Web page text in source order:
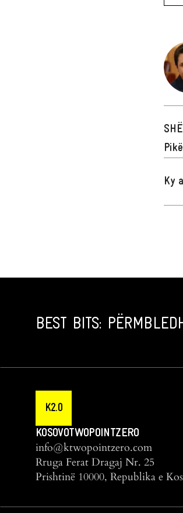
Ky
BEST BITS:
K2.0
KOSOVOTWOPOINTZERO
info@ktwopointzero.com
Rruga Ferat Dragaj Nr. 25
Prishtinë 10000, Republika e